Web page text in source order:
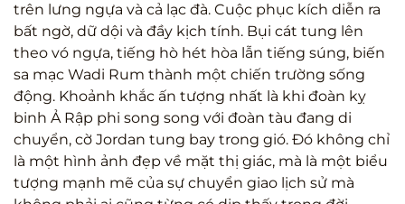
trên lưng ngựa và cả lạc đà. Cuộc phục kích diễn ra
bất ngờ, dữ dội và đầy kịch tính. Bụi cát tung lên
theo vó ngựa, tiếng hò hét hòa lẫn tiếng súng, biến
sa mạc Wadi Rum thành một chiến trường sống
động. Khoảnh khắc ấn tượng nhất là khi đoàn kỵ
binh Ả Rập phi song song với đoàn tàu đang di
chuyển, cờ Jordan tung bay trong gió. Đó không chỉ
là một hình ảnh đẹp về mặt thị giác, mà là một biểu
tượng mạnh mẽ của sự chuyển giao lịch sử mà